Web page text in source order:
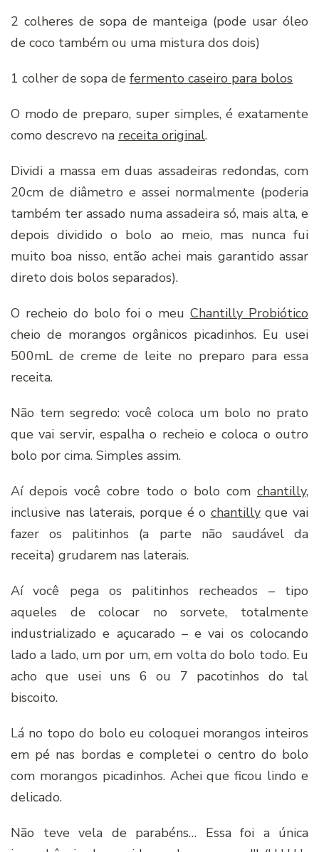
2 colheres de sopa de manteiga (pode usar óleo
de coco também ou uma mistura dos dois)
1 colher de sopa de fermento caseiro para bolos
O modo de preparo, super simples, é exatamente
como descrevo na receita original.
Dividi a massa em duas assadeiras redondas, com
20cm de diâmetro e assei normalmente (poderia
também ter assado numa assadeira só, mais alta, e
depois dividido o bolo ao meio, mas nunca fui
muito boa nisso, então achei mais garantido assar
direto dois bolos separados).
O recheio do bolo foi o meuChantilly Probiótico
cheio de morangos orgânicos picadinhos. Eu usei
500mL de creme de leite no preparo para essa
receita.
Não tem segredo: você coloca um bolo no prato
que vai servir, espalha o recheio e coloca o outro
bolo por cima. Simples assim.
Aí depois você cobre todo o bolo com chantilly,
inclusive nas laterais, porque é o chantillyque vai
fazer os palitinhos (a parte não saudável da
receita) grudarem nas laterais.
Aí você pega os palitinhos recheados – tipo
aqueles de colocar no sorvete, totalmente
industrializado e açucarado – e vai os colocando
lado a lado, um por um, em volta do bolo todo. Eu
acho que usei uns 6 ou 7 pacotinhos do tal
biscoito.
Lá no topo do bolo eu coloquei morangos inteiros
em pé nas bordas e completei o centro do bolo
com morangos picadinhos. Achei que ficou lindo e
delicado.
Não teve vela de parabéns… Essa foi a única